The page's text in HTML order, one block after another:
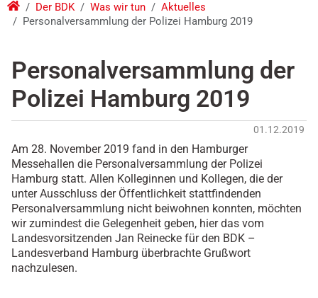
Der BDK Was wir tun
Aktuelles
Personalversammlung der Polizei Hamburg 2019
Personalversammlung der
Polizei Hamburg 2019
01.12.2019
Am 28. November 2019 fand in den Hamburger
Messehallen die Personalversammlung der Polizei
Hamburg statt. Allen Kolleginnen und Kollegen, die der
unter Ausschluss der Öffentlichkeit stattfindenden
Personalversammlung nicht beiwohnen konnten, möchten
wir zumindest die Gelegenheit geben, hier das vom
Landesvorsitzenden Jan Reinecke für den BDK –
Landesverband Hamburg überbrachte Grußwort
nachzulesen.